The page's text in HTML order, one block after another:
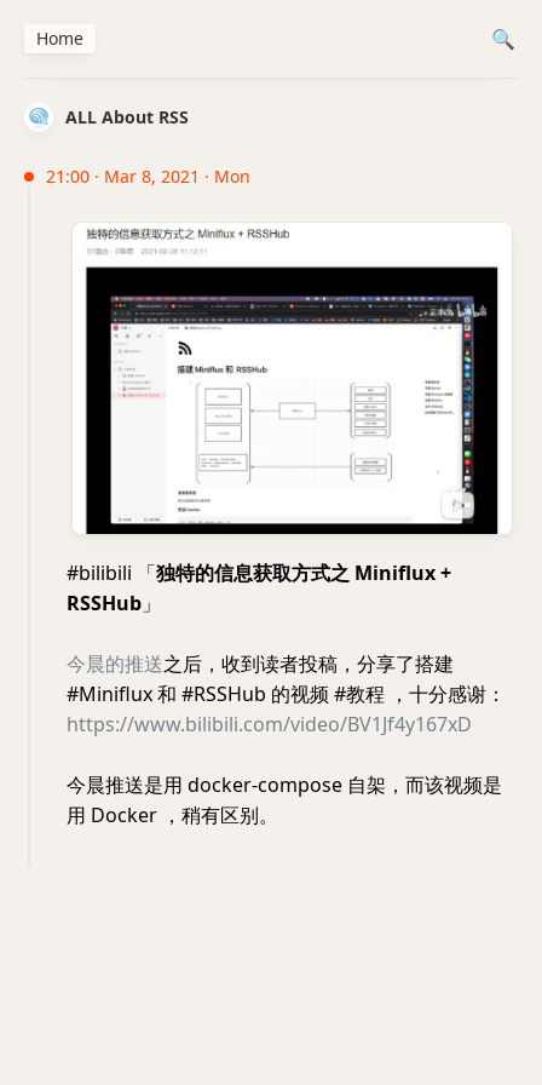
ALL About RSS
21:00 · Mar 8, 2021 · Mon
#bilibili 「独特的信息获取方式之 Miniflux +
RSSHub 」
今晨的推送之后，收到读者投稿，分享了搭建
#Miniflux 和 #RSSHub 的视频 #教程 ，十分感谢：
https://www.bilibili.com/video/BV1Jf4y167xD
今晨推送是用 docker-compose 自架，而该视频是
用 Docker ，稍有区别。
Home